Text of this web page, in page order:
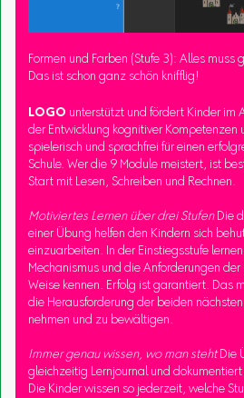
Formen und Farben (Stufe 3): Alles muss
Das ist schon ganz schön knifflig!
LOGO unterstützt und fördert Kinder im
der Entwicklung kognitiver Kompetenzen
spielerisch und sprachfrei für einen
Schule. Wer die 9 Module meistert, ist
Start mit Lesen, Schreiben und Rechnen.
Motiviertes Lernen über drei StufenDie
einer Übung helfen den Kindern sich
einzuarbeiten. In der Einstiegsstufe
Mechanismus und die Anforderungen
Weise kennen. Erfolg ist garantiert. Das
die Herausforderung der beiden
nehmen und zu bewältigen.
Immer genau wissen, wo man stehtDie
gleichzeitig Lernjournal und
Die Kinder wissen so jederzeit, welche